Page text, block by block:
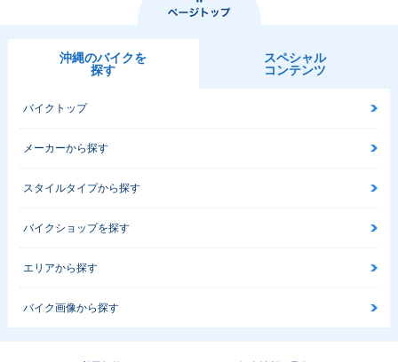
沖縄のバイクを
探す
スペシャル
コンテンツ
バイクトップ
メーカーから探す
スタイルタイプから探す
バイクショップを探す
エリアから探す
バイク画像から探す